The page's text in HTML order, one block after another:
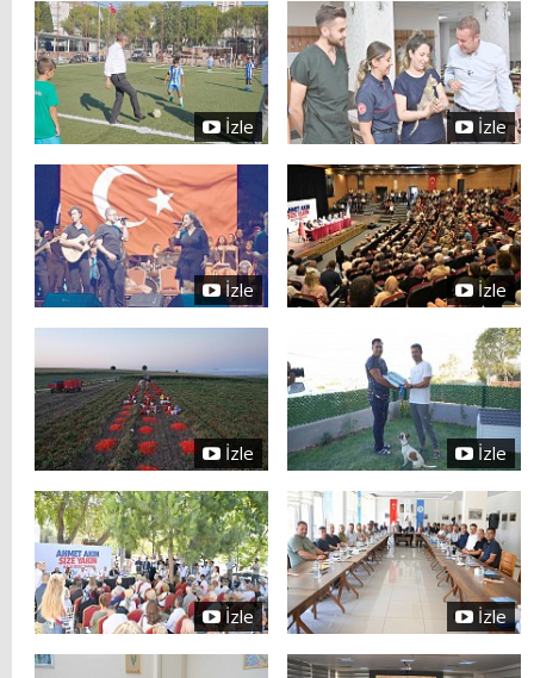
İzle İzle
İzle İzle
İzle İzle
İzle İzle